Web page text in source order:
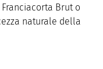
Franciacorta Brut o
naturale della